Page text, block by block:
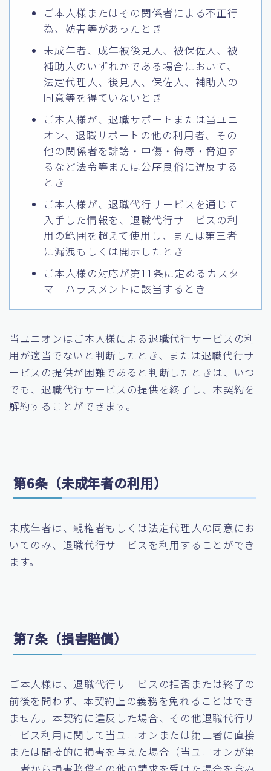
ご本人様またはその関係者による不正行
為、妨害等があったとき
未成年者、成年被後見人、被保佐人、被
補助人のいずれかである場合において、
法定代理人、後見人、保佐人、補助人の
同意等を得ていないとき
ご本人様が、退職サポートまたは当ユニ
オン、退職サポートの他の利用者、その
他の関係者を誹謗・中傷・侮辱・脅迫す
るなど法令等または公序良俗に違反する
とき
ご本人様が、退職代行サービスを通じて
入手した情報を、退職代行サービスの利
用の範囲を超えて使用し、または第三者
に漏洩もしくは開示したとき
ご本人様の対応が第11条に定めるカスタ
マーハラスメントに該当するとき
当ユニオンはご本人様による退職代行サービスの利
用が適当でないと判断したとき、または退職代行サ
ービスの提供が困難であると判断したときは、いつ
でも、退職代行サービスの提供を終了し、本契約を
解約することができます。
第6条（未成年者の利用）
未成年者は、親権者もしくは法定代理人の同意にお
いてのみ、退職代行サービスを利用することができ
ます。
第7条（損害賠償）
ご本人様は、退職代行サービスの拒否または終了の
前後を問わず、本契約上の義務を免れることはでき
ません。本契約に違反した場合、その他退職代行サ
ービス利用に関して当ユニオンまたは第三者に直接
または間接的に損害を与えた場合（当ユニオンが第